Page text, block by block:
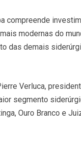
compreende
modernas do
das demais
Verluca,
segmento
Ouro Branco e